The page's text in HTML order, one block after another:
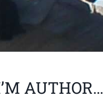
AUTHOR…